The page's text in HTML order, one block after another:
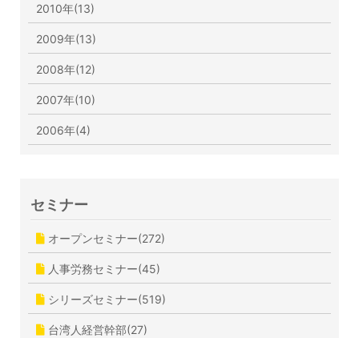
2010年(13)
2009年(13)
2008年(12)
2007年(10)
2006年(4)
セミナー
オープンセミナー(272)
人事労務セミナー(45)
シリーズセミナー(519)
台湾人経営幹部(27)